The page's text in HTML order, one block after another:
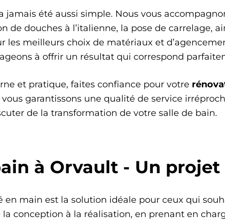
jamais été aussi simple. Nous vous
de douches à l’italienne, la pose de carrelage,
les meilleurs choix de matériaux et
à offrir un résultat qui correspond
et pratique, faites confiance pour votre
garantissons une qualité de service
de la transformation de votre salle de bain.
à Orvault - Un
en main est la solution idéale pour ceux qui
conception à la réalisation, en prenant en